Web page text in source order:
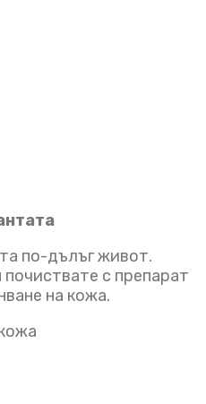
по-дълъг живот.
с препарат
на кожа.